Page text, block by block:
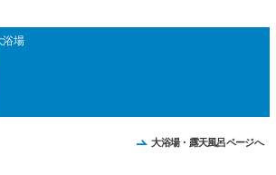
浴場
大浴場・露天風呂ページへ